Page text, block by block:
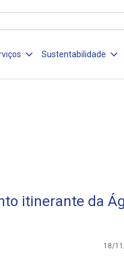
Sustentabilidade
itinerante da
18/